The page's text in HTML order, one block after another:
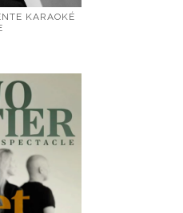
KARAOKÉ